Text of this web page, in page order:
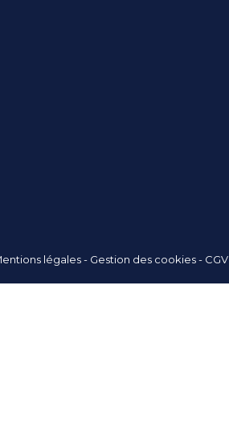
légales- Gestion des cookies- CGV